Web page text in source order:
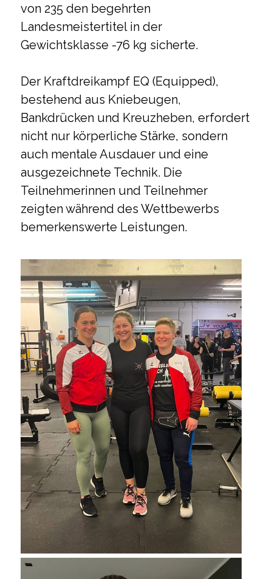
von 235 den begehrten
Landesmeistertitel in der
Gewichtsklasse -76 kg sicherte.
Der Kraftdreikampf EQ (Equipped),
bestehend aus Kniebeugen,
Bankdrücken und Kreuzheben, erfordert
nicht nur körperliche Stärke, sondern
auch mentale Ausdauer und eine
ausgezeichnete Technik. Die
Teilnehmerinnen und Teilnehmer
zeigten während des Wettbewerbs
bemerkenswerte Leistungen.